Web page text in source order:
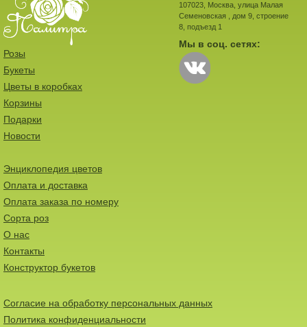
107023, Москва, улица Малая
Семеновская , дом 9, строение
8, подъезд 1
Мы в соц. сетях:
Розы
Букеты
Цветы в коробках
Корзины
Подарки
Новости
Энциклопедия цветов
Оплата и доставка
Оплата заказа по номеру
Сорта роз
О нас
Контакты
Конструктор букетов
Согласие на обработку персональных данных
Политика конфиденциальности